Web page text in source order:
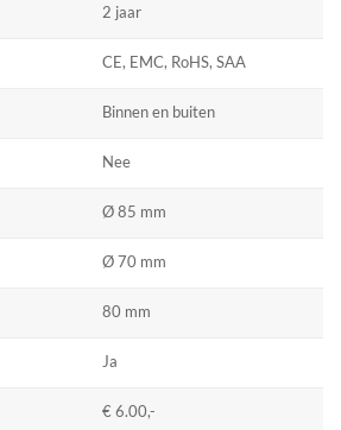
2 jaar
CE, EMC, RoHS, SAA
Binnen en buiten
Nee
Ø 85 mm
Ø 70 mm
80 mm
Ja
€ 6.00,-